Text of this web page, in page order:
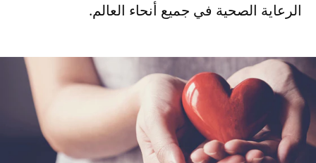
الرعاية الصحية في جميع أنحاء العالم.